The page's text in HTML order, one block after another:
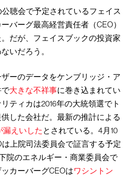
公聴会で予定されているフェイス
バーグ最高経営責任者（CEO）
だが、フェイスブックの投資家
いだろう。
ーのデータをケンブリッジ・ア
で大きな不祥事に巻き込まれてい
ティカは2016年の大統領選でト
した会社だ。最新の推計による
漏えいした とされている。4月10
上院司法委員会で証言する予定
院のエネルギー・商業委員会で
カーバーグCEOはワシントン